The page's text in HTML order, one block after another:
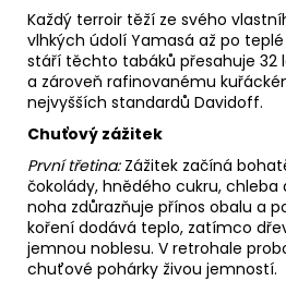
Každý terroir těží ze svého
vlhkých údolí Yamasá až po
stáří těchto tabáků přesahuje 32
a zároveň rafinovanému
nejvyšších standardů Davidoff.
Chuťový zážitek
První třetina: Zážitek začíná
čokolády, hnědého cukru, chleba
noha zdůrazňuje přínos obalu a
koření dodává teplo, zatímco
jemnou noblesu. V retrohale
chuťové pohárky živou jemností.